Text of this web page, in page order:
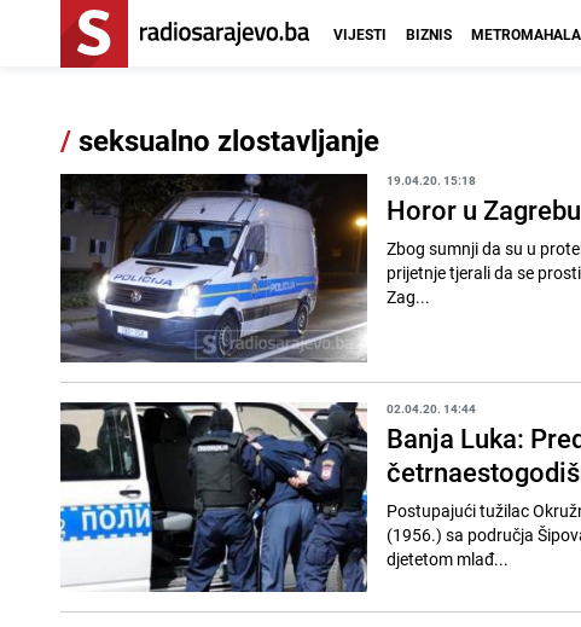
VIJESTI BIZNIS METROMAHALA
/seksualno zlostavljanje
19.04.20. 15:18
Horor u
Zbog sumnji da su u
prijetnje tjerali da se
Zag...
02.04.20. 14:44
Banja Luka:
Postupajući tužilac
(1956.) sa područja
djetetom mlađ...